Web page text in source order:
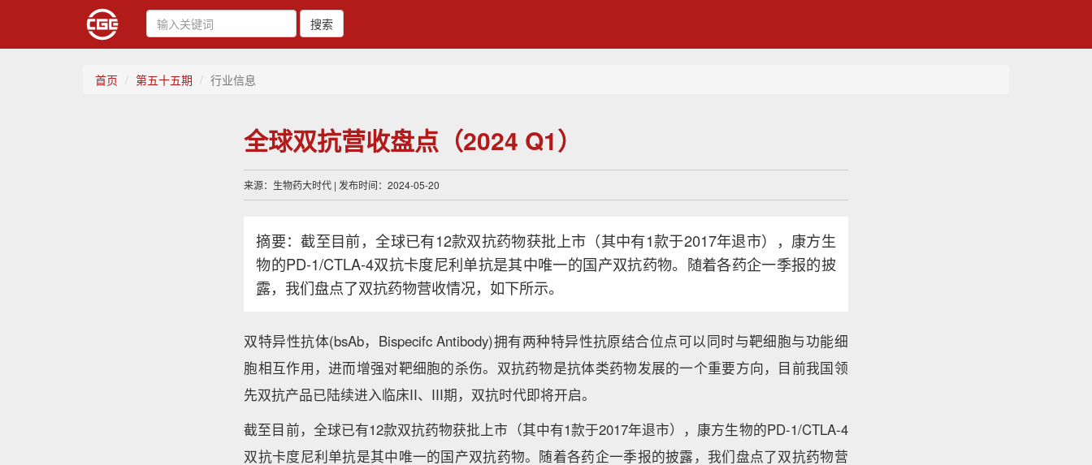
搜索
首页 第五十五期 行业信息
全球双抗营收盘点（2024 Q1）
来源：生物药大时代 | 发布时间：2024-05-20
摘要：截至目前，全球已有12款双抗药物获批上市（其中有1款于2017年退市），康方生
物的PD-1/CTLA-4双抗卡度尼利单抗是其中唯一的国产双抗药物。随着各药企一季报的披
露，我们盘点了双抗药物营收情况，如下所示。
双特异性抗体(bsAb，Bispecifc Antibody)拥有两种特异性抗原结合位点可以同时与靶细胞与功能细
胞相互作用，进而增强对靶细胞的杀伤。双抗药物是抗体类药物发展的一个重要方向，目前我国领
先双抗产品已陆续进入临床II、III期，双抗时代即将开启。
截至目前，全球已有12款双抗药物获批上市（其中有1款于2017年退市），康方生物的PD-1/CTLA-4
双抗卡度尼利单抗是其中唯一的国产双抗药物。随着各药企一季报的披露，我们盘点了双抗药物营